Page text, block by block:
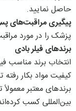
حاصل نمایید.
پیگیری مراقبت‌های
پزشک را در مورد
برندهای فیلر بادی
انتخاب برند مناسب
کیفیت مواد بکار
برندهای معتبر
بین‌المللی کسب